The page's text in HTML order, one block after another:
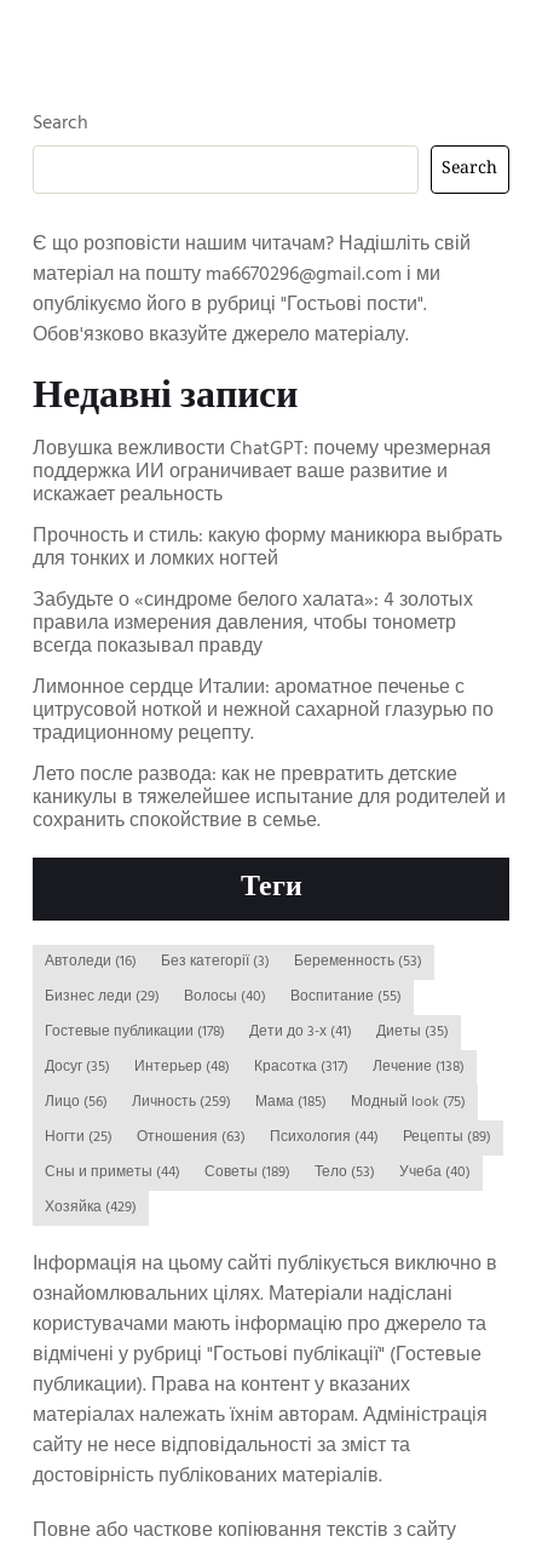
Search
Search
Є що розповісти нашим читачам? Надішліть свій
матеріал на поштуma6670296@gmail.com і ми
опублікуємо його в рубриці "Гостьові пости".
Обов'язково вказуйте джерело матеріалу.
Недавні записи
Ловушка вежливости ChatGPT: почему чрезмерная
поддержка ИИ ограничивает ваше развитие и
искажает реальность
Прочность и стиль: какую форму маникюра выбрать
для тонких и ломких ногтей
Забудьте о «синдроме белого халата»: 4 золотых
правила измерения давления, чтобы тонометр
всегда показывал правду
Лимонное сердце Италии: ароматное печенье с
цитрусовой ноткой и нежной сахарной глазурью по
традиционному рецепту.
Лето после развода: как не превратить детские
каникулы в тяжелейшее испытание для родителей и
сохранить спокойствие в семье.
Теги
Автоледи (16) Без категорії(3) Беременность (53)
Бизнес леди (29) Волосы (40) Воспитание (55)
Гостевые публикации (178) Дети до 3-х (41) Диеты (35)
Досуг (35) Интерьер (48) Красотка (317) Лечение (138)
Лицо (56) Личность (259) Мама (185) Модный look (75)
Ногти (25) Отношения (63) Психология (44) Рецепты (89)
Сны и приметы (44) Советы (189) Тело (53) Учеба (40)
Хозяйка (429)
Інформація на цьому сайті публікується виключно в
ознайомлювальних цілях. Матеріали надіслані
користувачами мають інформацію про джерело та
відмічені у рубриці "Гостьові публікації" (Гостевые
публикации). Права на контент у вказаних
матеріалах належать їхнім авторам. Адміністрація
сайту не несе відповідальності за зміст та
достовірність публікованих матеріалів.
Повне або часткове копіювання текстів з сайту